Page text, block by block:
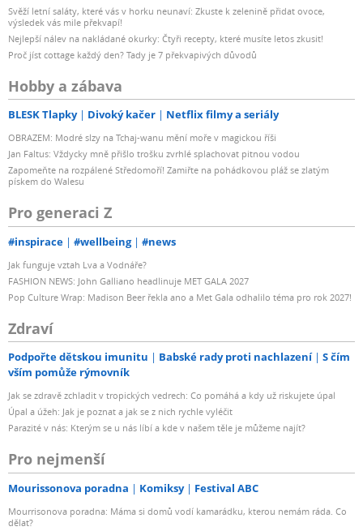
Svěží letní saláty, které vás v horku neunaví: Zkuste k zelenině přidat ovoce,
výsledek vás mile překvapí!
Nejlepší nálev na nakládané okurky: Čtyři recepty, které musíte letos zkusit!
Proč jíst cottage každý den? Tady je 7 překvapivých důvodů
Hobby a zábava
BLESK Tlapky Divoký kačer Netflix filmy a seriály
OBRAZEM: Modré slzy na Tchaj-wanu mění moře v magickou říši
Jan Faltus: Vždycky mně přišlo trošku zvrhlé splachovat pitnou vodou
Zapomeňte na rozpálené Středomoří! Zamiřte na pohádkovou pláž se zlatým
pískem do Walesu
Pro generaci Z
#inspirace #wellbeing #news
Jak funguje vztah Lva a Vodnáře?
FASHION NEWS: John Galliano headlinuje MET GALA 2027
Pop Culture Wrap: Madison Beer řekla ano a Met Gala odhalilo téma pro rok 2027!
Zdraví
Podpořte dětskou imunitu Babské rady proti nachlazení
S čím
vším pomůže rýmovník
Jak se zdravě zchladit v tropických vedrech: Co pomáhá a kdy už riskujete úpal
Úpal a úžeh: Jak je poznat a jak se z nich rychle vyléčit
Parazité v nás: Kterým se u nás líbí a kde v našem těle je můžeme najít?
Pro nejmenší
Mourissonova poradna Komiksy Festival ABC
Mourrisonova poradna: Máma si domů vodí kamarádku, kterou nemám ráda. Co
dělat?